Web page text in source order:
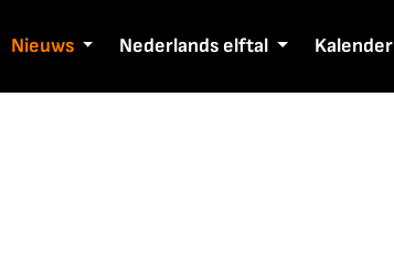
Nieuws Nederlands elftal Kalender